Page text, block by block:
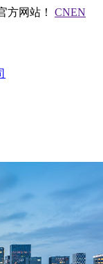
方网站！ CNEN